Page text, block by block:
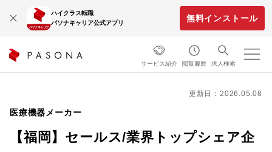
ハイクラス転職
パソナキャリア公式アプリ
無料インストール
サービス紹介 閲覧履歴 求人検索
更新日：2026.05.08
医療機器メーカー
【福岡】セールス/業界トップシェア企